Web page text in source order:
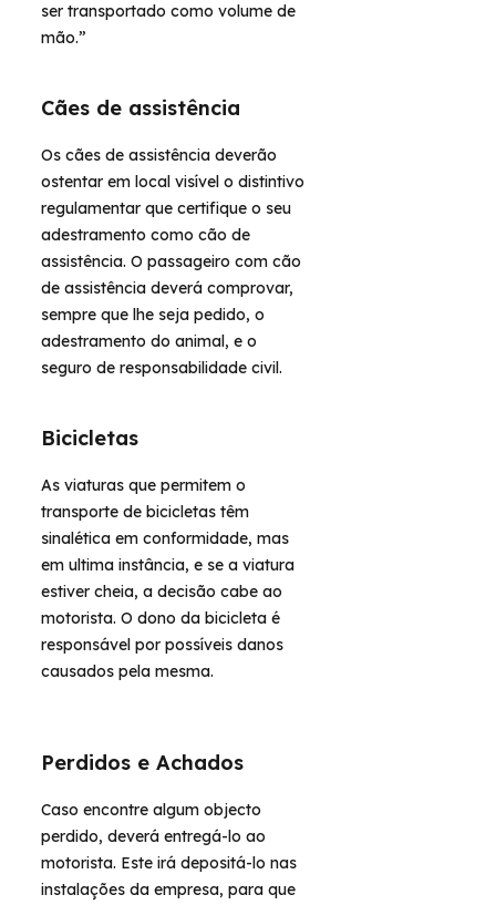
ser transportado como volume de
mão.”
Cães de assistência
Os cães de assistência deverão
ostentar em local visível o distintivo
regulamentar que certifique o seu
adestramento como cão de
assistência. O passageiro com cão
de assistência deverá comprovar,
sempre que lhe seja pedido, o
adestramento do animal, e o
seguro de responsabilidade civil.
Bicicletas
As viaturas que permitem o
transporte de bicicletas têm
sinalética em conformidade, mas
em ultima instância, e se a viatura
estiver cheia, a decisão cabe ao
motorista. O dono da bicicleta é
responsável por possíveis danos
causados pela mesma.
Perdidos e Achados
Caso encontre algum objecto
perdido, deverá entregá-lo ao
motorista. Este irá depositá-lo nas
instalações da empresa, para que